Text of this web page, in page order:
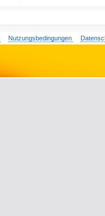
Nutzungsbedingungen